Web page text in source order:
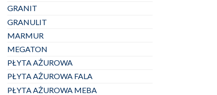
GRANIT
GRANULIT
MARMUR
MEGATON
PŁYTA AŻUROWA
PŁYTA AŻUROWA FALA
PŁYTA AŻUROWA MEBA